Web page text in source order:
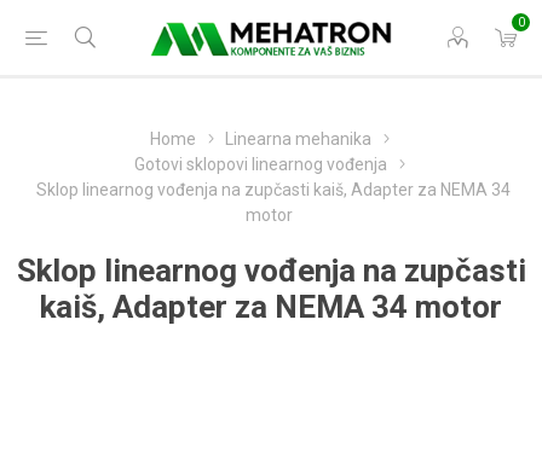
0
Home
Linearna mehanika
Gotovi sklopovi linearnog vođenja
Sklop linearnog vođenja na zupčasti kaiš, Adapter za NEMA 34
motor
Sklop linearnog vođenja na zupčasti
kaiš, Adapter za NEMA 34 motor